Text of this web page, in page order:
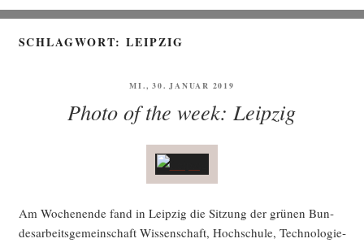
SCHLAGWORT:LEIPZIG
VERÖFFENTLICHT
MI., 30. JANUAR 2019
Photo of the week: Leipzig
Am Wochen­en­de fand in Leip­zig die Sit­zung der grü­nen Bun­
des­ar­beits­ge­mein­schaft Wis­sen­schaft, Hoch­schu­le, Tech­no­lo­gie­